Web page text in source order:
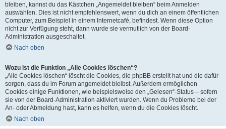
bleiben, kannst du das Kästchen „Angemeldet bleiben“ beim Anmelden
auswählen. Dies ist nicht empfehlenswert, wenn du dich an einem öffentlichen
Computer, zum Beispiel in einem Internetcafé, befindest. Wenn diese Option
nicht zur Verfügung steht, dann wurde sie vermutlich von der Board-
Administration ausgeschaltet.
Nach oben
Wozu ist die Funktion „Alle Cookies löschen“?
„Alle Cookies löschen“ löscht die Cookies, die phpBB erstellt hat und die dafür
sorgen, dass du im Forum angemeldet bleibst. Außerdem ermöglichen
Cookies einige Funktionen, wie beispielsweise den „Gelesen“-Status – sofern
sie von der Board-Administration aktiviert wurden. Wenn du Probleme bei der
An- oder Abmeldung hast, kann es helfen, wenn du die Cookies löscht.
Nach oben